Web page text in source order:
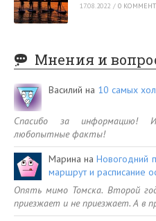
17.08.2022 / 0
Мнения и
Василий на 10 самых
Спасибо за информацию!
любопытные факты!
Марина наНовогодний
маршрут и расписание
Опять мимо Томска. Второй
приезжает и не приезжает. А в